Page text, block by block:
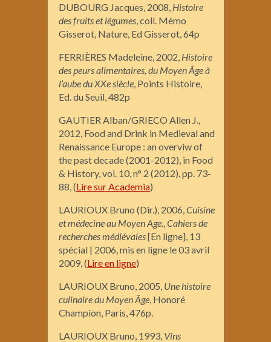
DUBOURG Jacques, 2008, Histoire
des fruits et légumes, coll. Mémo
Gisserot, Nature, Ed Gisserot, 64p
FERRIÈRES Madeleine, 2002, Histoire
des peurs alimentaires, du Moyen Âge à
l’aube du XXe siècle, Points Histoire,
Ed. du Seuil, 482p
GAUTIER Alban/GRIECO Allen J.,
2012, Food and Drink in Medieval and
Renaissance Europe : an overviw of
the past decade (2001-2012), in Food
& History, vol. 10, n° 2 (2012), pp. 73-
88, (Lire sur Academia)
LAURIOUX Bruno (Dir.), 2006,Cuisine
et médecine au Moyen Age.,Cahiers de
recherches médiévales[En ligne], 13
spécial | 2006, mis en ligne le03 avril
2009, (Lire en ligne)
LAURIOUX Bruno, 2005, Une histoire
culinaire du Moyen Âge, Honoré
Champion, Paris, 476p.
LAURIOUX Bruno, 1993, Vins